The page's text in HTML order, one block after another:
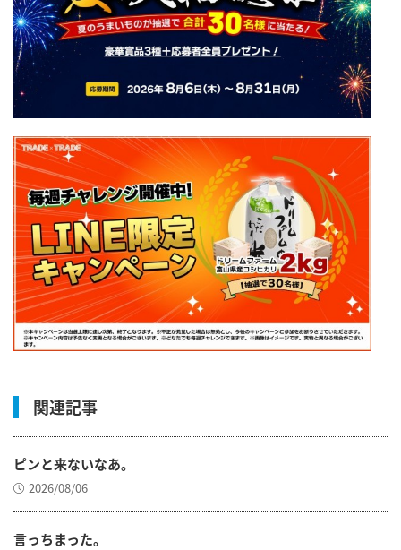
関連記事
ピンと来ないなあ。
2026/08/06
言っちまった。